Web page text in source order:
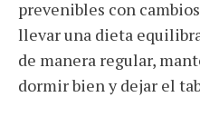
prevenibles con
llevar una dieta
de manera regular,
dormir bien y dejar el